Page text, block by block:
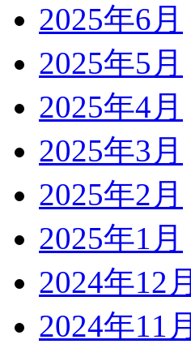
2025年6月
2025年5月
2025年4月
2025年3月
2025年2月
2025年1月
2024年12月
2024年11月